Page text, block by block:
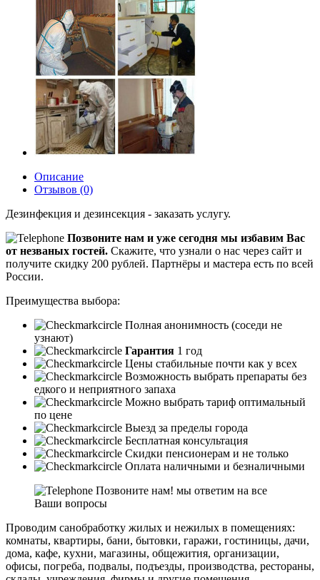
Описание
Отзывов (0)
Дезинфекция и дезинсекция - заказать услугу.
Позвоните нам и уже сегодня мы избавим Вас
от незваных гостей. Скажите, что узнали о нас через сайт и
получите скидку 200 рублей. Партнёры и мастера есть по всей
России.
Преимущества выбора:
Полная анонимность (соседи не
узнают)
Гарантия 1 год
Цены стабильные почти как у всех
Возможность выбрать препараты без
едкого и неприятного запаха
Можно выбрать тариф оптимальный
по цене
Выезд за пределы города
Бесплатная консультация
Скидки пенсионерам и не только
Оплата наличными и безналичными
Позвоните нам! мы ответим на все
Ваши вопросы
Проводим санобработку жилых и нежилых в помещениях:
комнаты, квартиры, бани, бытовки, гаражи, гостиницы, дачи,
дома, кафе, кухни, магазины, общежития, организации,
офисы, погреба, подвалы, подъезды, производства, рестораны,